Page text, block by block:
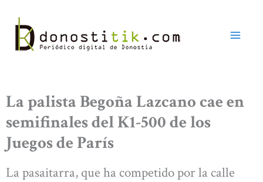
contenido
La palista Begoña Lazcano cae en
semifinales del K1-500 de los
Juegos de París
La pasaitarra, que ha competido por la calle